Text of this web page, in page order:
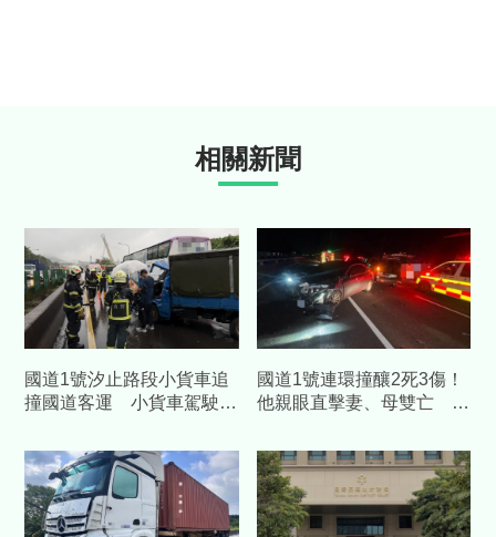
相關新聞
國道1號汐止路段小貨車追
撞國道客運 小貨車駕駛傷
國道1號連環撞釀2死3傷！
他親眼直擊妻、母雙亡 家